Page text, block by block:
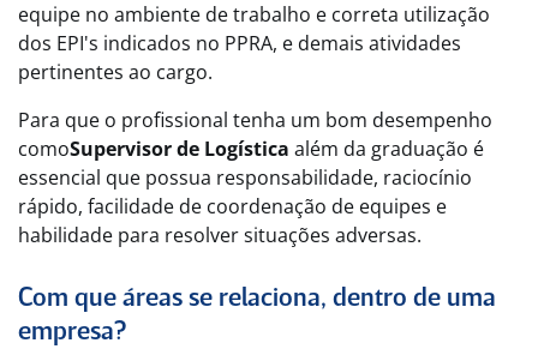
equipe no ambiente de trabalho e correta utilização
dos EPI's indicados no PPRA, e demais atividades
pertinentes ao cargo.
Para que o profissional tenha um bom desempenho
comoSupervisor de Logística além da graduação é
essencial que possua responsabilidade, raciocínio
rápido, facilidade de coordenação de equipes e
habilidade para resolver situações adversas.
Com que áreas se relaciona, dentro de uma
empresa?